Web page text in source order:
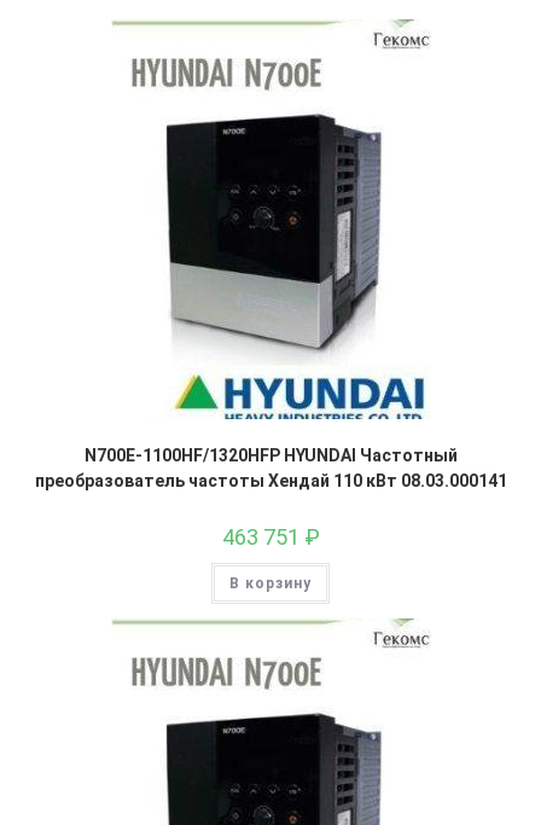
N700E-1100HF/1320HFP HYUNDAI Частотный
преобразователь частоты Хендай 110 кВт 08.03.000141
463 751 ₽
В корзину